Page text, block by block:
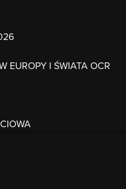
EUROPY I ŚWIATA OCR